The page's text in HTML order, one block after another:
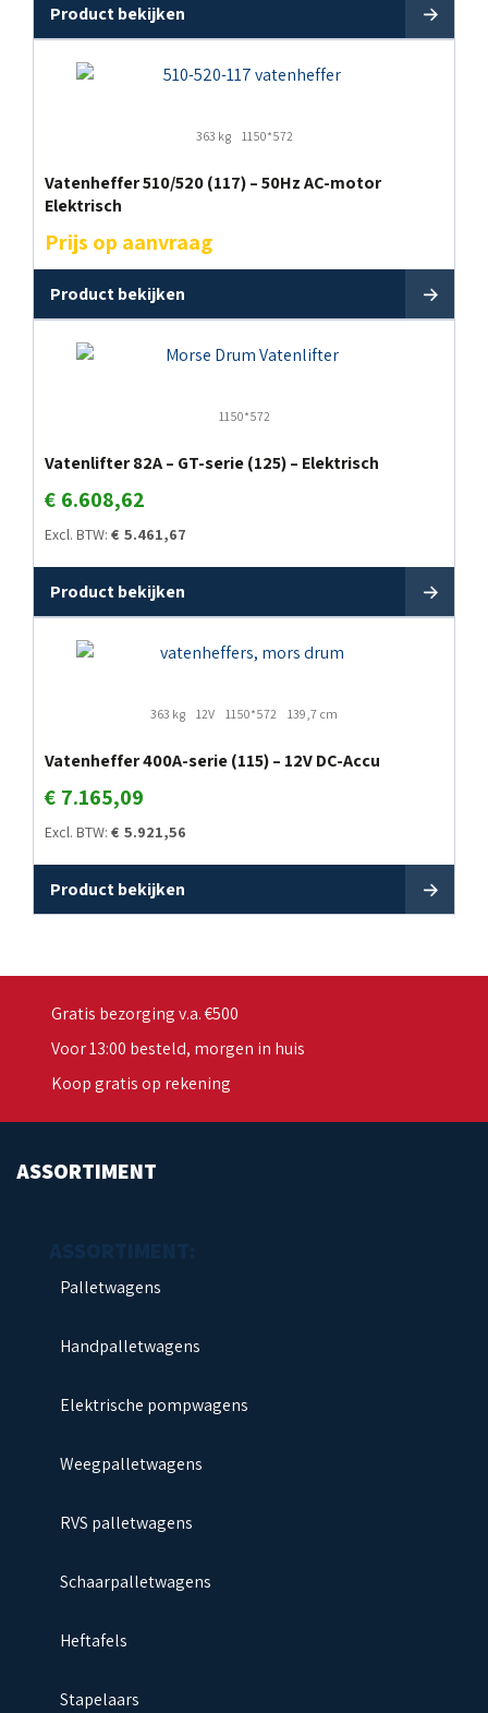
Product bekijken
363 kg 1150*572
Vatenheffer 510/520 (117) – 50Hz AC-motor
Elektrisch
Prijs op aanvraag
Product bekijken
1150*572
Vatenlifter 82A – GT-serie (125) – Elektrisch
€ 6.608,62
Excl. BTW: € 5.461,67
Product bekijken
363 kg 12V 1150*572 139,7 cm
Vatenheffer 400A-serie (115) – 12V DC-Accu
€ 7.165,09
Excl. BTW: € 5.921,56
Product bekijken
Gratis bezorging v.a. €500
Voor 13:00 besteld, morgen in huis
Koop gratis op rekening
ASSORTIMENT
Palletwagens
Handpalletwagens
Elektrische pompwagens
Weegpalletwagens
RVS palletwagens
Schaarpalletwagens
Heftafels
Stapelaars